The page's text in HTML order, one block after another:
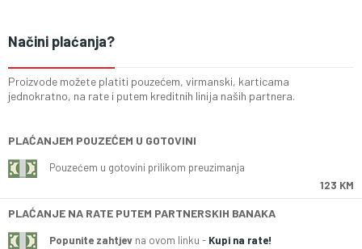
Načini plaćanja?
Proizvode možete platiti pouzećem, virmanski, karticama
jednokratno, na rate i putem kreditnih linija naših partnera.
PLAĆANJEM POUZEĆEM U GOTOVINI
Pouzećem u gotovini prilikom preuzimanja
123 KM
PLAĆANJE NA RATE PUTEM PARTNERSKIH BANAKA
Popunite zahtjev na ovom linku - Kupi na rate!